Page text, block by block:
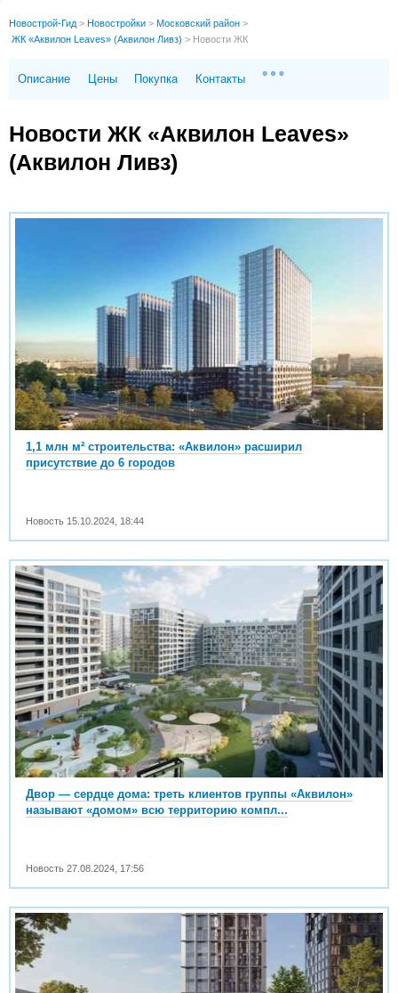
Новострой-Гид > Новостройки > Московский район >
ЖК «Аквилон Leaves» (Аквилон Ливз) > Новости ЖК
Описание Цены Покупка Контакты
Новости ЖК «Аквилон Leaves»
(Аквилон Ливз)
1,1 млн м² строительства: «Аквилон» расширил
присутствие до 6 городов
Новость 15.10.2024 18:44
Двор — сердце дома: треть клиентов группы «Аквилон»
называют «домом» всю территорию компл...
Новость27.08.2024 17:56